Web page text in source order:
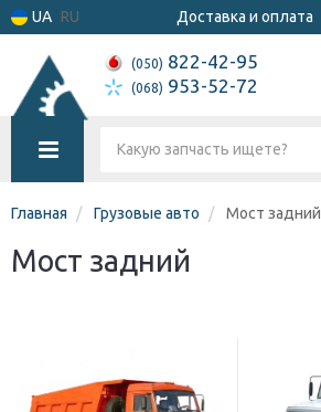
UA RU Доставка и оплата
(050) 822-42-95
(068) 953-52-72
Главная Грузовые авто Мост задний
Мост задний